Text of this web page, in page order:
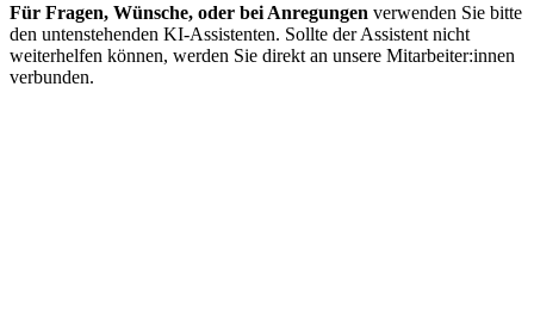
Für Fragen, Wünsche, oder bei Anregungen verwenden Sie bitte
den untenstehenden KI-Assistenten. Sollte der Assistent nicht
weiterhelfen können, werden Sie direkt an unsere Mitarbeiter:innen
verbunden.